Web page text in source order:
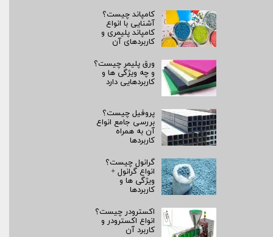
کامپاند چیست؟
آشنایی با انواع
کامپاند پلیمری و
کاربردهای آن
ورق پلیمر چیست؟
و چه ویژگی ها و
کاربردهایی دارد
پروفیل چیست؟
بررسی جامع انواع
آن به همراه
کاربردها
گرانول چیست؟
انواع گرانول +
ویژگی ها و
کاربردها
اکسترودر چیست؟
انواع اکسترودر و
کاربرد آن